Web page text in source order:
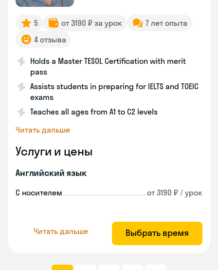
5 от 3190 ₽ за урок
7 лет опыта
4 отзыва
Holds a Master TESOL Certification with merit
pass
Assists students in preparing for IELTS and TOEIC
exams
Teaches all ages from A1 to C2 levels
Читать дальше
Услуги и цены
Английский язык
С носителем от 3190 ₽ / урок
Читать дальше Выбрать время